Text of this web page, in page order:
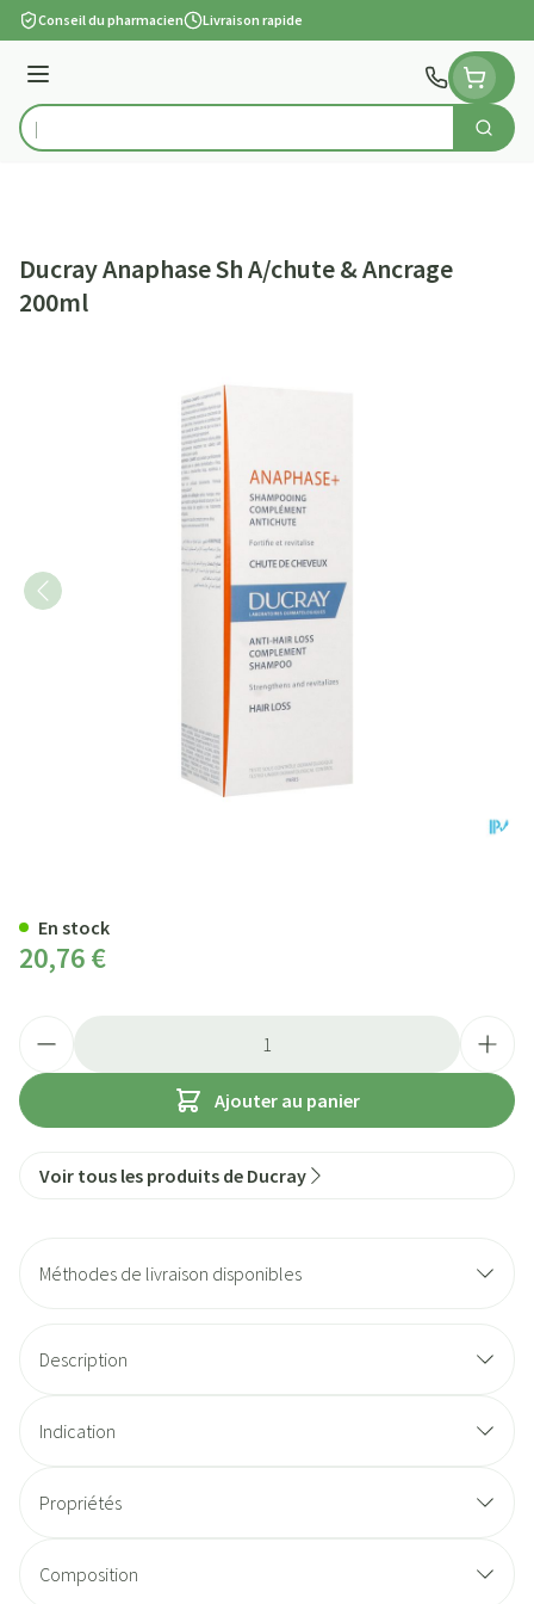
Aller au contenu
Conseil du pharmacien Livraison rapide
Menu
Rechercher
Ducray Anaphase Sh A/chute & Ancrage
200ml
20,76 €
Ajouter au panier
En stock
Voir tous les produits de Ducray
Méthodes de livraison disponibles
Description
Indication
Propriétés
Composition